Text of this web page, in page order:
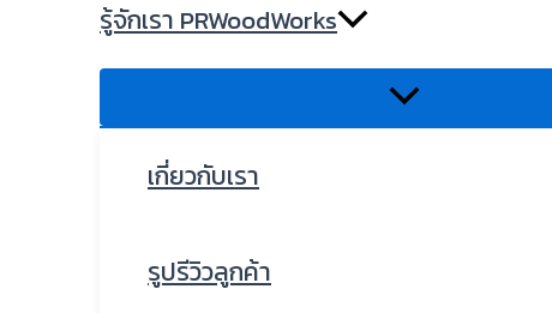
รู้จักเรา PRWoodWorks
เกี่ยวกับเรา
รูปรีวิวลูกค้า